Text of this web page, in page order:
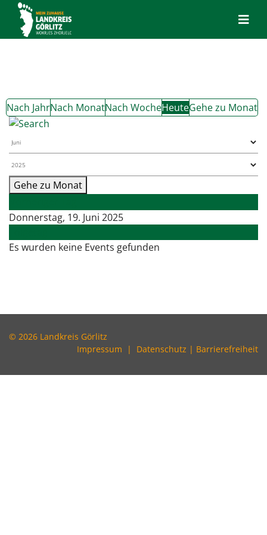
Nach JahrNach MonatNach WocheHeuteGehe zu Monat
Gehe zu Monat
Donnerstag, 19. Juni 2025
Es wurden keine Events gefunden
© 2026 Landkreis Görlitz
Impressum | Datenschutz | Barrierefreiheit